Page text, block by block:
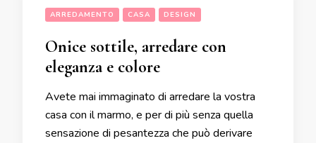
ARREDAMENTO CASA DESIGN
Onice sottile, arredare con
eleganza e colore
Avete mai immaginato di arredare la vostra
casa con il marmo, e per di più senza quella
sensazione di pesantezza che può derivare